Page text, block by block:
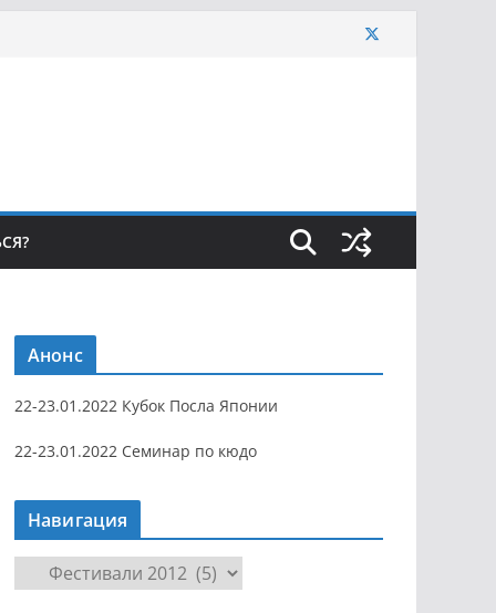
Анонс
22-23.01.2022 Кубок Посла Японии
22-23.01.2022 Семинар по кюдо
Навигация
а